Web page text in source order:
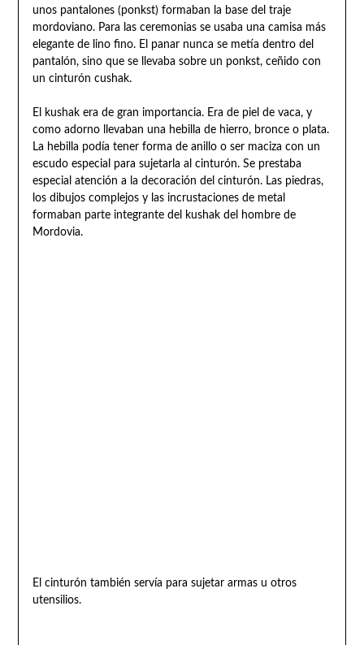
unos pantalones (ponkst) formaban la base del traje
mordoviano. Para las ceremonias se usaba una camisa más
elegante de lino fino. El panar nunca se metía dentro del
pantalón, sino que se llevaba sobre un ponkst, ceñido con
un cinturón cushak.
El kushak era de gran importancia. Era de piel de vaca, y
como adorno llevaban una hebilla de hierro, bronce o plata.
La hebilla podía tener forma de anillo o ser maciza con un
escudo especial para sujetarla al cinturón. Se prestaba
especial atención a la decoración del cinturón. Las piedras,
los dibujos complejos y las incrustaciones de metal
formaban parte integrante del kushak del hombre de
Mordovia.
El cinturón también servía para sujetar armas u otros
utensilios.